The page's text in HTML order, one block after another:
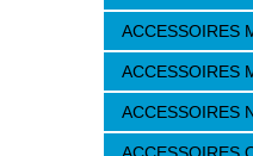
ACCESSOIRES
ACCESSOIRES
ACCESSOIRES